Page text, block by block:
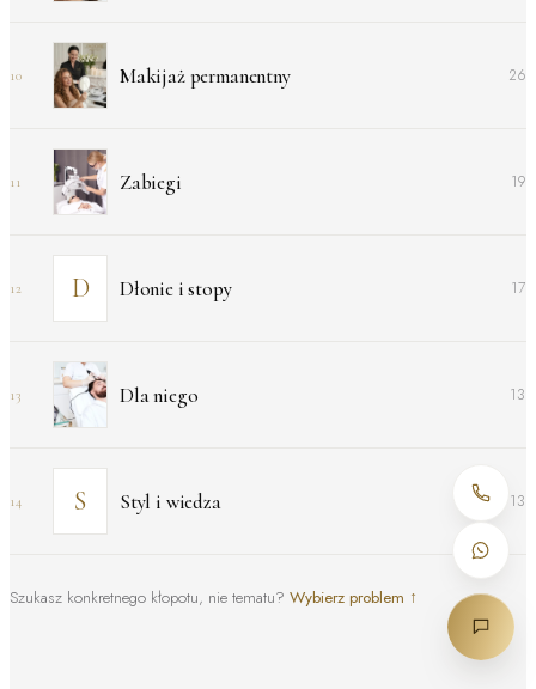
10 Makijaż permanentny 26
11 Zabiegi 19
12 Dłonie i stopy 17
13 Dla niego 13
14 Styl i wiedza 13
Szukasz konkretnego kłopotu, nie tematu? Wybierz problem ↑